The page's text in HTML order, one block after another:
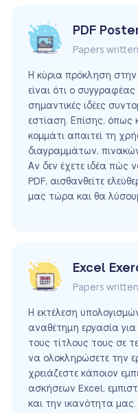
PDF
Papers
Η κύρια πρόκληση
είναι ότι ο
σημαντικές ιδέες
εστίαση. Επίσης, όπως
κομμάτι απαιτεί τη
διαγραμμάτων,
Αν δεν έχετε ιδέα πώς
PDF, αισθανθείτε
μας τώρα και θα
Excel
Papers
Η εκτέλεση
αναθέτημη εργασία
τους τίτλους τους σε
να ολοκληρώσετε την
χρειάζεστε κάποιον
ασκήσεων Excel,
και την ικανότητα μας.